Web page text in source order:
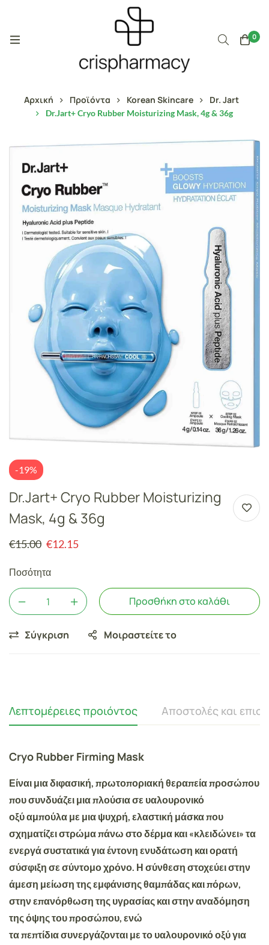
0
Αρχική Προϊόντα Korean Skincare Dr. Jart
Dr.Jart+ Cryo Rubber Moisturizing Mask, 4g & 36g
-19%
Dr.Jart+ Cryo Rubber Moisturizing
Mask, 4g & 36g
€15.00 €12.15
Ποσότητα
Προσθήκη στο καλάθι
Σύγκριση Μοιραστείτε το
Λεπτομέρειες προιόντος Αποστολές και
Cryo Rubber Firming Mask
Είναι μια διφασική, πρωτοποριακή θεραπεία προσώπου
που συνδυάζει μια πλούσια σε υαλουρονικό
οξύαμπούλα με μια ψυχρή, ελαστική μάσκα που
σχηματίζει στρώμα πάνω στο δέρμα και «κλειδώνει» τα
ενεργά συστατικά για έντονη ενυδάτωση και ορατή
σύσφιξη σε σύντομο χρόνο. Η σύνθεση στοχεύει στην
άμεση μείωση της εμφάνισης θαμπάδας και πόρων,
στην επανόρθωση της υγρασίας και στην αναδόμηση
της όψης του προσώπου, ενώ
ταπεπτίδιασυνεργάζονται με το υαλουρονικό οξύ για